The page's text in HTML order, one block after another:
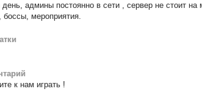
админы постоянно в сети , сервер не стоит на
боссы, мероприятия.
к нам играть !